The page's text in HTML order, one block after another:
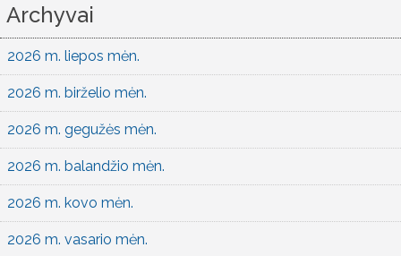
Archyvai
2026 m. liepos mėn.
2026 m. birželio mėn.
2026 m. gegužės mėn.
2026 m. balandžio mėn.
2026 m. kovo mėn.
2026 m. vasario mėn.